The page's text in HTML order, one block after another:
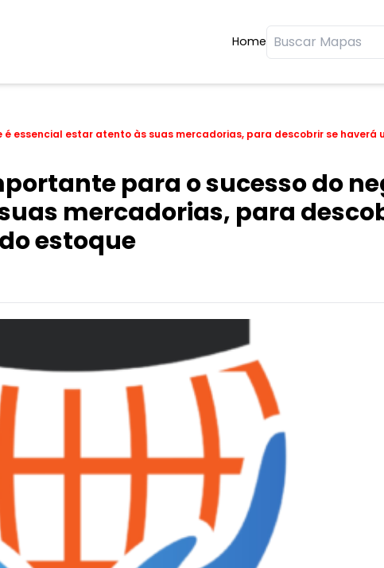
Home
essencial estar atento às suas mercadorias, para descobrir se haverá
para o sucesso do
mercadorias, para
estoque